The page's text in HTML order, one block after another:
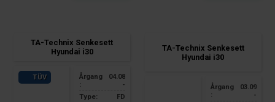
TA-Technix Senkesett
Hyundai i30
TÜV
Årgang
:
04.08
-
Type:
FD
TA-Technix Senkesett
Hyundai i30
Årgang
:
03.09
-